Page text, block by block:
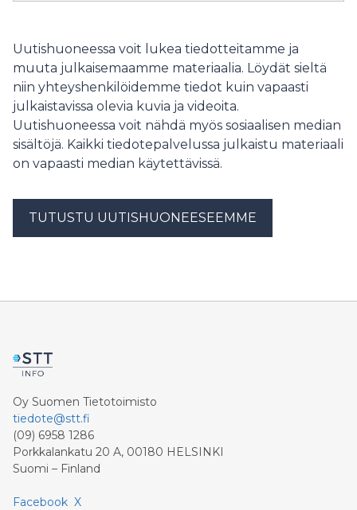
dataskyddsombuden, och under nästa vecka kommer
de vid behov att kontakta de personer vars uppgifter
kan ha äventyrats, säger förvaltningsdirektör Linda
Jakobsson-Pada. Välfärdsområdet har tydliga
anvisningar för hantering och förstöring av
sekretessbelagda uppgifter. Utredningen av
händelsen fortsätter på måndag.
Uutishuoneessa voit lukea tiedotteitamme ja
muuta julkaisemaamme materiaalia. Löydät sieltä
niin yhteyshenkilöidemme tiedot kuin vapaasti
julkaistavissa olevia kuvia ja videoita.
Uutishuoneessa voit nähdä myös sosiaalisen median
sisältöjä. Kaikki tiedotepalvelussa julkaistu materiaali
on vapaasti median käytettävissä.
TUTUSTU UUTISHUONEESEEMME
Oy Suomen Tietotoimisto
tiedote@stt.fi
(09) 6958 1286
Porkkalankatu 20 A, 00180 HELSINKI
Suomi – Finland
Facebook X